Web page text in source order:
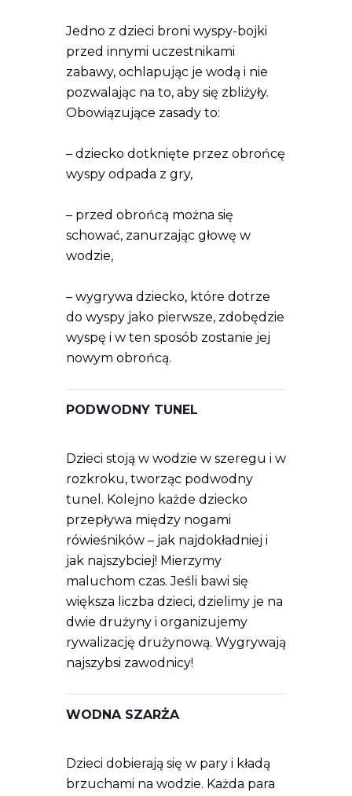
Jedno z dzieci broni wyspy-bojki
przed innymi uczestnikami
zabawy, ochlapując je wodą i nie
pozwalając na to, aby się zbliżyły.
Obowiązujące zasady to:
– dziecko dotknięte przez obrońcę
wyspy odpada z gry,
– przed obrońcą można się
schować, zanurzając głowę w
wodzie,
– wygrywa dziecko, które dotrze
do wyspy jako pierwsze, zdobędzie
wyspę i w ten sposób zostanie jej
nowym obrońcą.
PODWODNY TUNEL
Dzieci stoją w wodzie w szeregu i w
rozkroku, tworząc podwodny
tunel. Kolejno każde dziecko
przepływa między nogami
rówieśników – jak najdokładniej i
jak najszybciej! Mierzymy
maluchom czas. Jeśli bawi się
większa liczba dzieci, dzielimy je na
dwie drużyny i organizujemy
rywalizację drużynową. Wygrywają
najszybsi zawodnicy!
WODNA SZARŻA
Dzieci dobierają się w pary i kładą
brzuchami na wodzie. Każda para